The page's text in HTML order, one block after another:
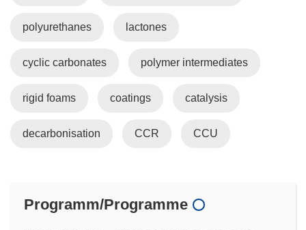
polyurethanes lactones
cyclic carbonates polymer intermediates
rigid foams coatings catalysis
decarbonisation CCR CCU
Programm/Programme